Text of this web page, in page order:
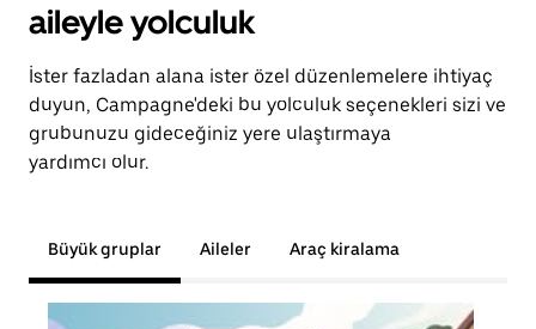
aileyle yolculuk
İster fazladan alana ister özel düzenlemelere ihtiyaç
duyun, Campagne'deki bu yolculuk seçenekleri sizi ve
grubunuzu gideceğiniz yere ulaştırmaya
yardımcı olur.
Büyük gruplar Aileler Araç kiralama